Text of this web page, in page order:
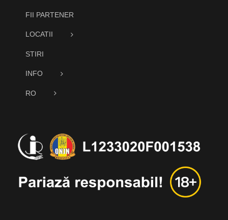
FII PARTENER
LOCATII
STIRI
INFO
RO